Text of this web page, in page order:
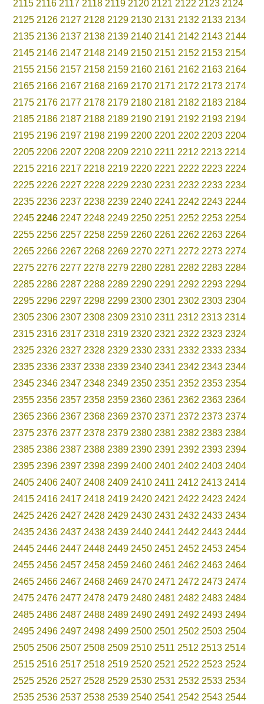
2115 2116 2117 2118 2119 2120 2121 2122 2123 2124
2125 2126 2127 2128 2129 2130 2131 2132 2133 2134
2135 2136 2137 2138 2139 2140 2141 2142 2143 2144
2145 2146 2147 2148 2149 2150 2151 2152 2153 2154
2155 2156 2157 2158 2159 2160 2161 2162 2163 2164
2165 2166 2167 2168 2169 2170 2171 2172 2173 2174
2175 2176 2177 2178 2179 2180 2181 2182 2183 2184
2185 2186 2187 2188 2189 2190 2191 2192 2193 2194
2195 2196 2197 2198 2199 2200 2201 2202 2203 2204
2205 2206 2207 2208 2209 2210 2211 2212 2213 2214
2215 2216 2217 2218 2219 2220 2221 2222 2223 2224
2225 2226 2227 2228 2229 2230 2231 2232 2233 2234
2235 2236 2237 2238 2239 2240 2241 2242 2243 2244
2245 2246 2247 2248 2249 2250 2251 2252 2253 2254
2255 2256 2257 2258 2259 2260 2261 2262 2263 2264
2265 2266 2267 2268 2269 2270 2271 2272 2273 2274
2275 2276 2277 2278 2279 2280 2281 2282 2283 2284
2285 2286 2287 2288 2289 2290 2291 2292 2293 2294
2295 2296 2297 2298 2299 2300 2301 2302 2303 2304
2305 2306 2307 2308 2309 2310 2311 2312 2313 2314
2315 2316 2317 2318 2319 2320 2321 2322 2323 2324
2325 2326 2327 2328 2329 2330 2331 2332 2333 2334
2335 2336 2337 2338 2339 2340 2341 2342 2343 2344
2345 2346 2347 2348 2349 2350 2351 2352 2353 2354
2355 2356 2357 2358 2359 2360 2361 2362 2363 2364
2365 2366 2367 2368 2369 2370 2371 2372 2373 2374
2375 2376 2377 2378 2379 2380 2381 2382 2383 2384
2385 2386 2387 2388 2389 2390 2391 2392 2393 2394
2395 2396 2397 2398 2399 2400 2401 2402 2403 2404
2405 2406 2407 2408 2409 2410 2411 2412 2413 2414
2415 2416 2417 2418 2419 2420 2421 2422 2423 2424
2425 2426 2427 2428 2429 2430 2431 2432 2433 2434
2435 2436 2437 2438 2439 2440 2441 2442 2443 2444
2445 2446 2447 2448 2449 2450 2451 2452 2453 2454
2455 2456 2457 2458 2459 2460 2461 2462 2463 2464
2465 2466 2467 2468 2469 2470 2471 2472 2473 2474
2475 2476 2477 2478 2479 2480 2481 2482 2483 2484
2485 2486 2487 2488 2489 2490 2491 2492 2493 2494
2495 2496 2497 2498 2499 2500 2501 2502 2503 2504
2505 2506 2507 2508 2509 2510 2511 2512 2513 2514
2515 2516 2517 2518 2519 2520 2521 2522 2523 2524
2525 2526 2527 2528 2529 2530 2531 2532 2533 2534
2535 2536 2537 2538 2539 2540 2541 2542 2543 2544